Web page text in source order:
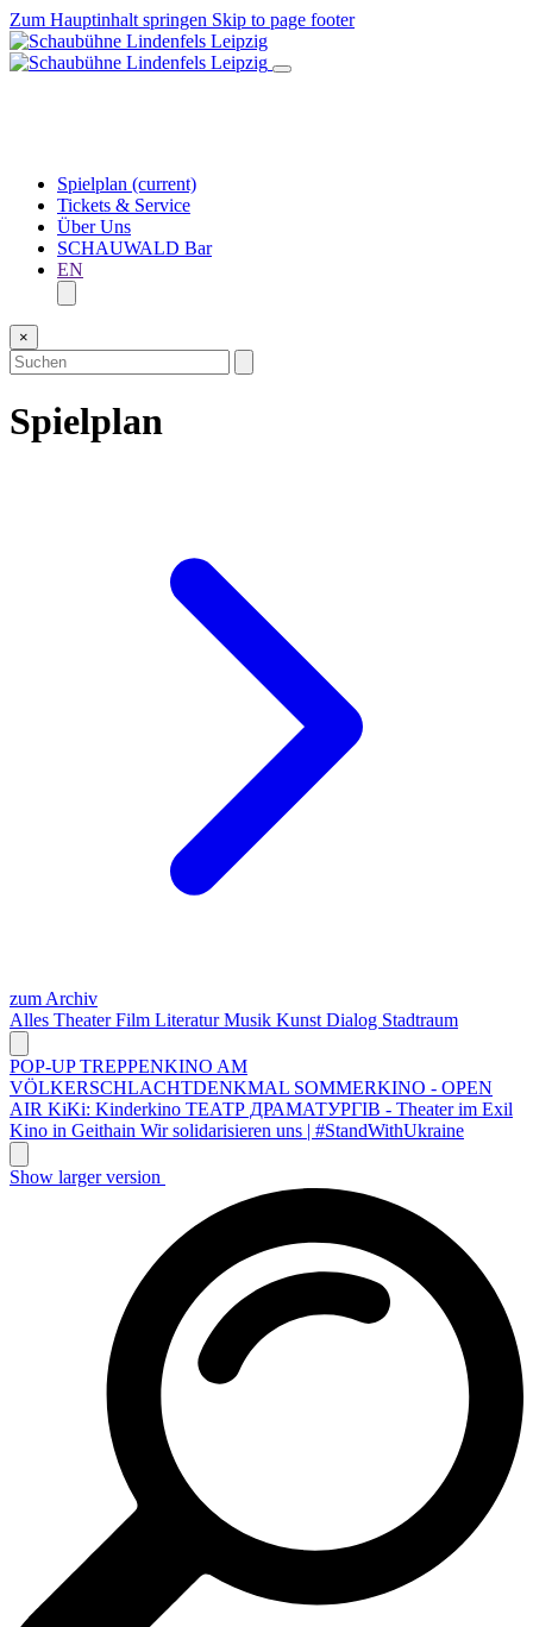
Zum Hauptinhalt springen Skip to page footer
Spielplan (current)
Tickets & Service
Über Uns
SCHAUWALD Bar
EN
×
Spielplan
zum Archiv
Alles TheaterFilm LiteraturMusik Kunst Dialog Stadtraum
POP-UP TREPPENKINO AM
VÖLKERSCHLACHTDENKMAL SOMMERKINO - OPEN
AIR KiKi: Kinderkino ТЕАТР ДРАМАТУРГІВ - Theater im Exil
Kino in Geithain Wir solidarisieren uns | #StandWithUkraine
Show larger version